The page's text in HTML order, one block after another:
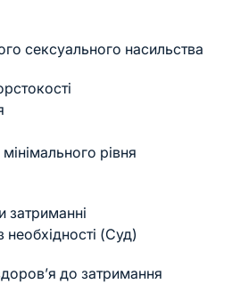
сексуального насильства
рівня
затриманні
(Суд)
до затримання